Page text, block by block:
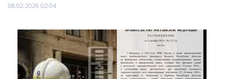
08.02.2026 02:04